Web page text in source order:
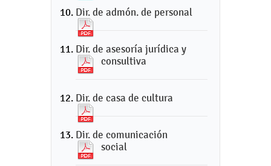
Dir. de admón. de personal
Dir. de asesoría jurídica y
consultiva
Dir. de casa de cultura
Dir. de comunicación
social